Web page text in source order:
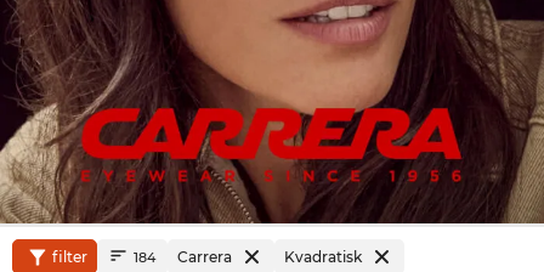
filter 184 Carrera Kvadratisk